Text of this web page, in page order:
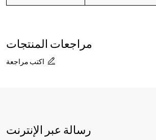
مراجعات المنتجات
اكتب مراجعة
رسالة عبر الإنترنت